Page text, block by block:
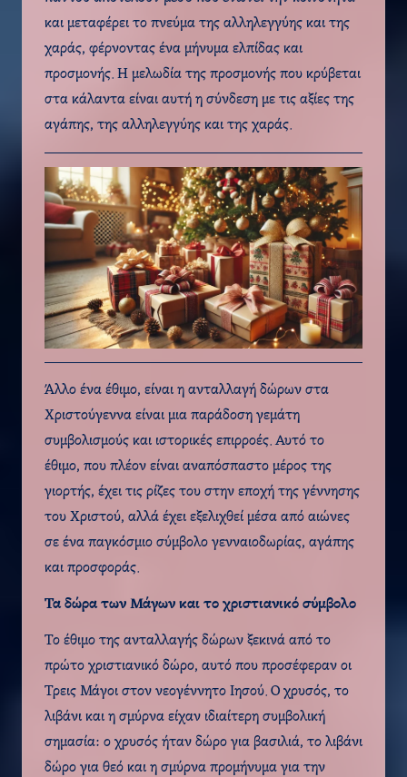
και μεταφέρει το πνεύμα της αλληλεγγύης και της
χαράς, φέρνοντας ένα μήνυμα ελπίδας και
προσμονής. Η μελωδία της προσμονής που κρύβεται
στα κάλαντα είναι αυτή η σύνδεση με τις αξίες της
αγάπης, της αλληλεγγύης και της χαράς.
Άλλο ένα έθιμο, είναι η ανταλλαγή δώρων στα
Χριστούγεννα είναι μια παράδοση γεμάτη
συμβολισμούς και ιστορικές επιρροές. Αυτό το
έθιμο, που πλέον είναι αναπόσπαστο μέρος της
γιορτής, έχει τις ρίζες του στην εποχή της γέννησης
του Χριστού, αλλά έχει εξελιχθεί μέσα από αιώνες
σε ένα παγκόσμιο σύμβολο γενναιοδωρίας, αγάπης
και προσφοράς.
Τα δώρα των Μάγων και το χριστιανικό σύμβολο
Το έθιμο της ανταλλαγής δώρων ξεκινά από το
πρώτο χριστιανικό δώρο, αυτό που προσέφεραν οι
Τρεις Μάγοι στον νεογέννητο Ιησού. Ο χρυσός, το
λιβάνι και η σμύρνα είχαν ιδιαίτερη συμβολική
σημασία: ο χρυσός ήταν δώρο για βασιλιά, το λιβάνι
δώρο για θεό και η σμύρνα προμήνυμα για την